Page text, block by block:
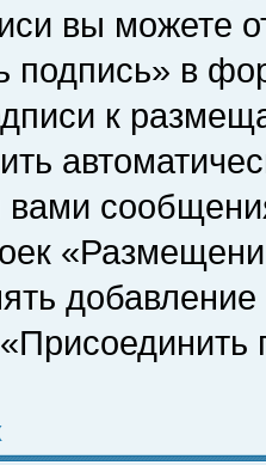
вы можете
подпись» в
к